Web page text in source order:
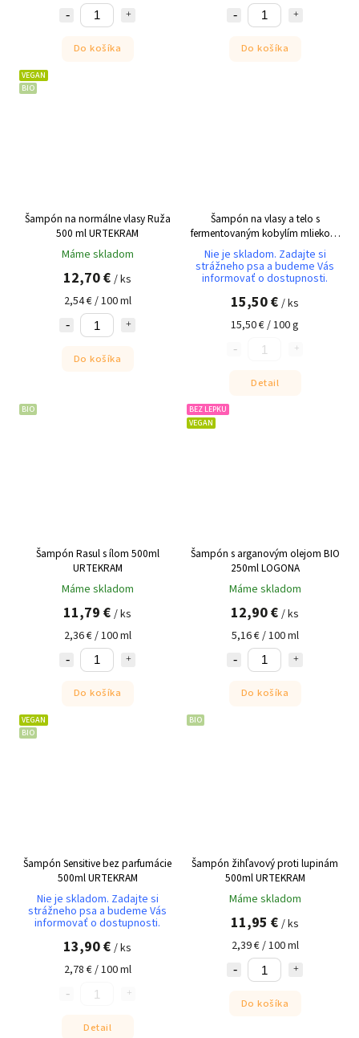
Do košíka Do košíka
VEGAN
BIO
Šampón na normálne vlasy Ruža
500 ml URTEKRAM
Máme skladom
12,70 € / ks
2,54 € / 100 ml
Do košíka
Šampón na vlasy a telo s
fermentovaným kobylím mliekom
100g ZOLLMANN
Nie je skladom. Zadajte si
strážneho psa a budeme Vás
informovať o dostupnosti.
15,50 € / ks
15,50 € / 100 g
Detail
BIO
Šampón Rasul s ílom 500ml
URTEKRAM
Máme skladom
11,79 € / ks
2,36 € / 100 ml
Do košíka
BEZ LEPKU
VEGAN
Šampón s arganovým olejom BIO
250ml LOGONA
Máme skladom
12,90 € / ks
5,16 € / 100 ml
Do košíka
VEGAN
BIO
Šampón Sensitive bez parfumácie
500ml URTEKRAM
Nie je skladom. Zadajte si
strážneho psa a budeme Vás
informovať o dostupnosti.
13,90 € / ks
2,78 € / 100 ml
Detail
BIO
Šampón žihľavový proti lupinám
500ml URTEKRAM
Máme skladom
11,95 € / ks
2,39 € / 100 ml
Do košíka